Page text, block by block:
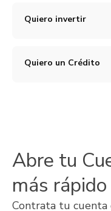
Quiero invertir
Quiero un Crédito
Abre tu
más
Contrata tu cuenta